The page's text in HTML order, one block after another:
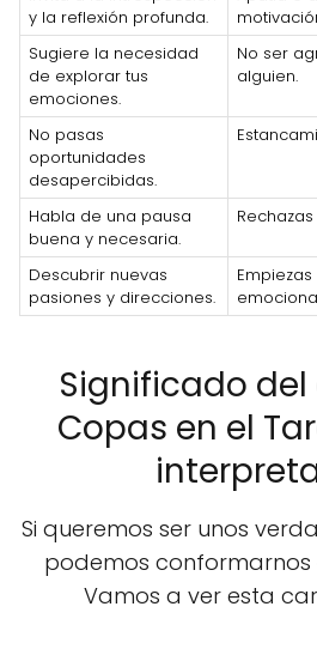
y la reflexión profunda.
Sugiere la necesidad
de explorar tus
emociones.
No ser
alguien.
No pasas
oportunidades
desapercibidas.
Habla de una pausa
buena y necesaria.
Descubrir nuevas
pasiones y direcciones.
Significado
Copas en el
Si queremos ser unos
podemos conformarnos
Vamos a ver esta